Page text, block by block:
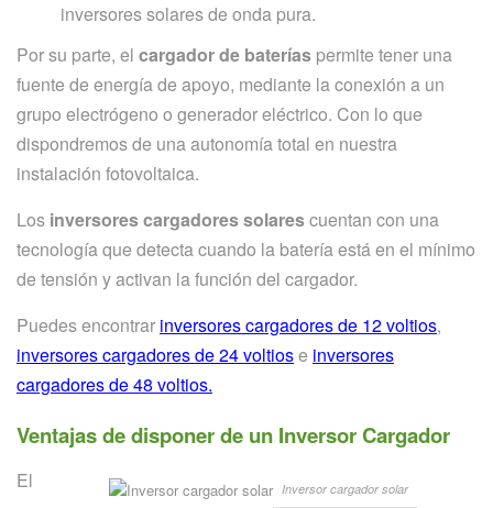
inversores solares de onda pura.
Por su parte, el cargador de baterías permite tener una
fuente de energía de apoyo, mediante la conexión a un
grupo electrógeno o generador eléctrico. Con lo que
dispondremos de una autonomía total en nuestra
instalación fotovoltaica.
Los inversores cargadores solarescuentan con una
tecnología que detecta cuando la batería está en el mínimo
de tensión y activan la función del cargador.
Puedes encontrar inversores cargadores de 12 voltios,
inversores cargadores de 24 voltiose inversores
cargadores de 48 voltios.
Ventajas de disponer de un Inversor Cargador
Inversor cargador solar
El